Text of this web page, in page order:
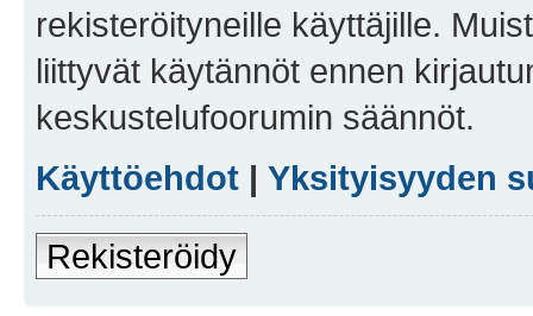
rekisteröityneille käyttäjille.
liittyvät käytännöt ennen
keskustelufoorumin säännöt.
Käyttöehdot | Yksityisyyden
Rekisteröidy